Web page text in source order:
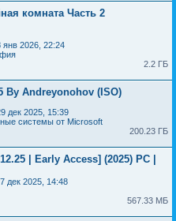
комната Часть 2
янв 2026, 22:24
2.2 ГБ
By Andreyonohov (ISO)
дек 2025, 15:39
системы от Microsoft
200.23 ГБ
| Early Access] (2025) PC |
дек 2025, 14:48
567.33 МБ